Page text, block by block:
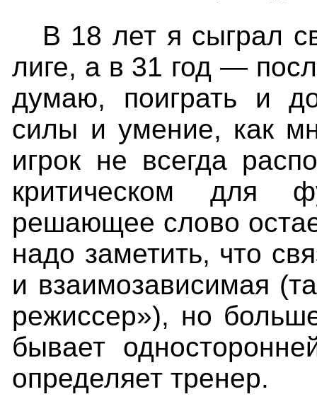
В 18 лет я сыграл
лиге, а в 31 год —
думаю, поиграть и
силы и умение, как
игрок не всегда
критическом для
решающее слово
надо заметить, что
и взаимозависимая
режиссер»), но
бывает
определяет тренер.